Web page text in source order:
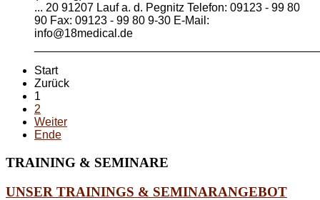
... 20 91207 Lauf a. d. Pegnitz Telefon: 09123 - 99 80
90 Fax: 09123 - 99 80 9-30 E-Mail:
info@18medical .de
Start
Zurück
1
2
Weiter
Ende
TRAINING & SEMINARE
UNSER TRAININGS & SEMINARANGEBOT